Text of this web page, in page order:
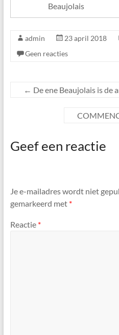
Beaujolais
admin 23 april 2018
Geen reacties
← De ene Beaujolais is de
Geef een reactie
Je e-mailadres wordt niet
gemarkeerd met *
Reactie *